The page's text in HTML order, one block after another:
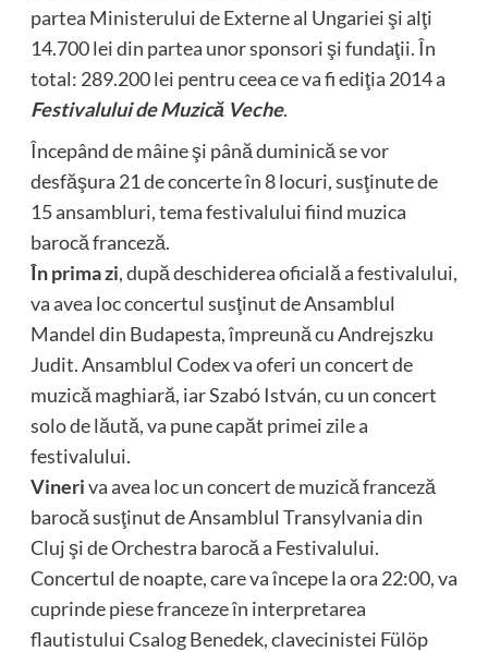
partea Ministerului de Externe al Ungariei şi alţi
14.700 lei din partea unor sponsori şi fundaţii. În
total: 289.200 lei pentru ceea ce va fi ediţia 2014 a
Festivalului de Muzică Veche.
Începând de mâine şi până duminică se vor
desfăşura 21 de concerte în 8 locuri, susţinute de
15 ansambluri, tema festivalului fiind muzica
barocă franceză.
În prima zi, după deschiderea oficială a festivalului,
va avea loc concertul susţinut de Ansamblul
Mandel din Budapesta, împreună cu Andrejszku
Judit. Ansamblul Codex va oferi un concert de
muzică maghiară, iar Szabó István, cu un concert
solo de lăută, va pune capăt primei zile a
festivalului.
Vineriva avea loc un concert de muzică franceză
barocă susţinut de Ansamblul Transylvania din
Cluj şi de Orchestra barocă a Festivalului.
Concertul de noapte, care va începe la ora 22:00, va
cuprinde piese franceze în interpretarea
flautistului Csalog Benedek, clavecinistei Fülöp